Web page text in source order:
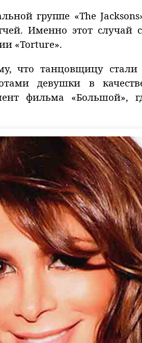
группе «The
Именно этот
«Torture».
что танцовщицу
девушки в
фильма «Большой»,